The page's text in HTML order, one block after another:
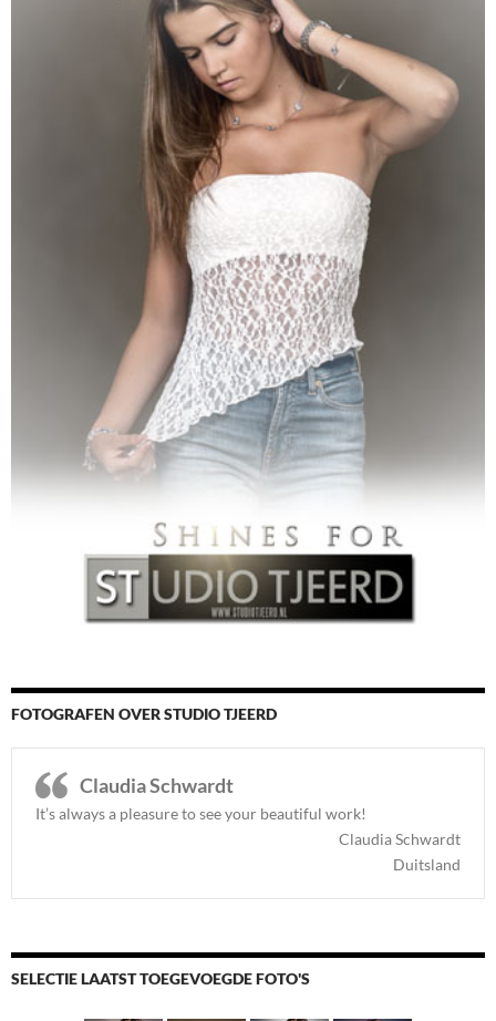
FOTOGRAFEN OVER STUDIO TJEERD
Claudia Schwardt
It’s always a pleasure to see your beautiful work!
Claudia Schwardt
Duitsland
SELECTIE LAATST TOEGEVOEGDE FOTO'S